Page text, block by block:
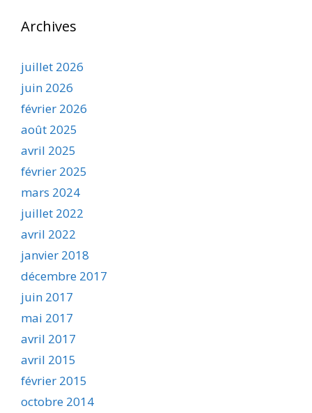
Archives
juillet 2026
juin 2026
février 2026
août 2025
avril 2025
février 2025
mars 2024
juillet 2022
avril 2022
janvier 2018
décembre 2017
juin 2017
mai 2017
avril 2017
avril 2015
février 2015
octobre 2014